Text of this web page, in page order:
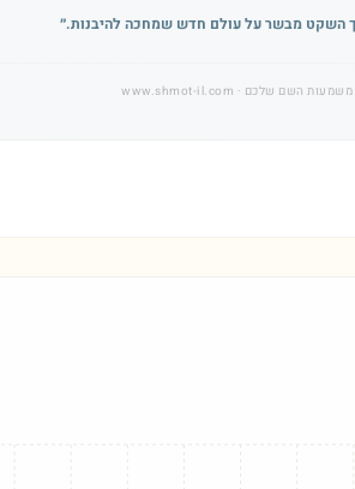
השקט מבשר על עולם חדש שמחכה להיבנות.״
משמעות השם שלכם · www.shmot-il.com